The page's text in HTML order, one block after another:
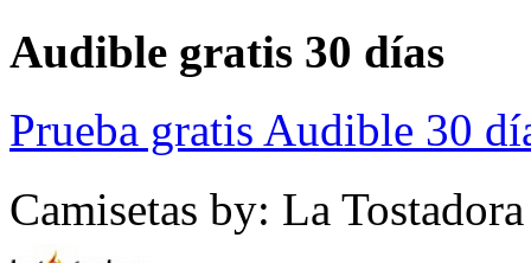
Audible gratis 30 días
Prueba gratis Audible 30
Camisetas by: La Tostadora